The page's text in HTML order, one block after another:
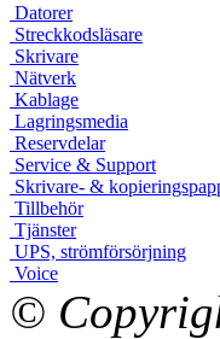
Datorer
Streckkodsläsare
Skrivare
Nätverk
Kablage
Lagringsmedia
Reservdelar
Service & Support
Skrivare- &
Tillbehör
Tjänster
UPS, strömförsörjning
Voice
©